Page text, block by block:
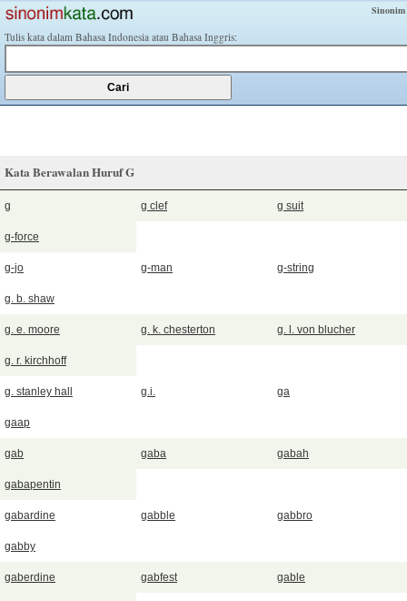
Tulis kata dalam Bahasa Indonesia atau Bahasa Inggris:
Kata Berawalan Huruf G
g g clef g suit
g-force
g-jo g-man g-string
g. b. shaw
g. e. moore g. k. chesterton g. l. von blucher
g. r. kirchhoff
g. stanley hall g.i. ga
gaap
gab gaba gabah
gabapentin
gabardine gabble gabbro
gabby
gaberdine gabfest gable